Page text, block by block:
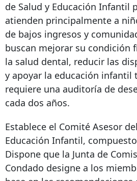
de Salud y Educación Infantil
atienden principalmente a
de bajos ingresos y
buscan mejorar su condición
la salud dental, reducir las
y apoyar la educación infantil
requiere una auditoría de
cada dos años.
Establece el Comité Asesor
Educación Infantil,
Dispone que la Junta de
Condado designe a los